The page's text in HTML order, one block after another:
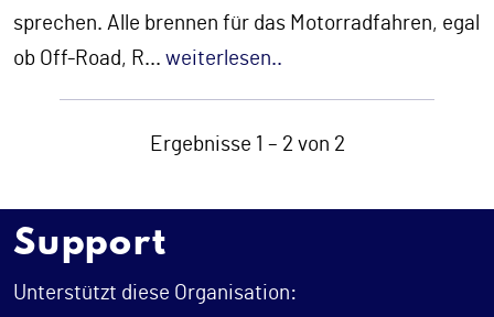
sprechen. Alle brennen für das Motorradfahren, egal
ob Off-Road, R... weiterlesen..
Ergebnisse 1 – 2 von 2
Support
Unterstützt diese Organisation: